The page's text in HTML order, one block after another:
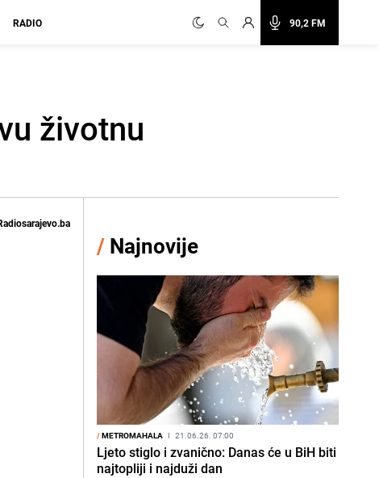
90,2 FM
RADIO
životnu
/ Najnovije
/METROMAHALA I 21.06.26. 07:00
Ljeto stiglo i zvanično: Danas će u BiH biti
najtopliji i najduži dan